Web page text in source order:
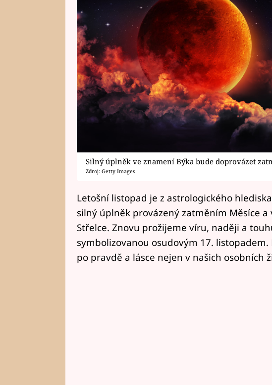
Silný úplněk ve znamení Býka bude doprovázet
Zdroj: Getty Images
Letošní listopad je z astrologického
silný úplněk provázený zatměním Měsíce
Střelce. Znovu prožijeme víru, naději a
symbolizovanou osudovým 17.
po pravdě a lásce nejen v našich osobních